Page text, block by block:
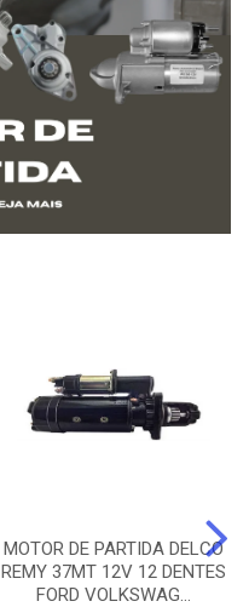
MOTOR DE PARTIDA DELCO
REMY 37MT 12V 12 DENTES
FORD VOLKSWAG...